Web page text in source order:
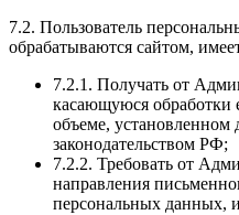
7.2. Пользователь
обрабатываются сайтом,
7.2.1. Получать от
касающуюся обработки
объеме,
законодательством РФ;
7.2.2. Требовать от
направления
персональных данных,